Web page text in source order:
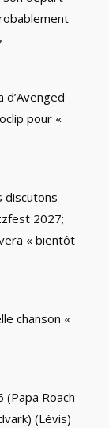
pour «
discutons
2027;
« bientôt
chanson «
Roach
(Lévis)